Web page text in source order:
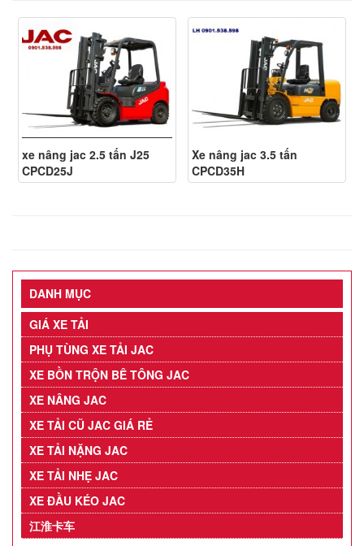
DANH MỤC
GIÁ XE TẢI
PHỤ TÙNG XE TẢI JAC
XE BỒN TRỘN BÊ TÔNG JAC
XE NÂNG JAC
XE TẢI CŨ JAC GIÁ RẺ
XE TẢI NẶNG JAC
XE TẢI NHẸ JAC
XE ĐẦU KÉO JAC
江淮卡车
xe nâng jac 2.5 tấn J25
CPCD25J
Xe nâng jac 3.5 tấn
CPCD35H